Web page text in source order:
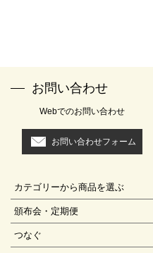
会員登録の申し込みを当社が受
や、本人以外の第三者の会員
会員登録を承認しない場合があ
また一度承認した会員であって
個人利用以外に転用、商用する
当サイトを利用する会員は当
もコピー、又は他へ転用するこ
掲載内容について
当社が提供する当サイトの掲
お問い合わせ
Webでのお問い合わせ
お問い合わせフォーム
カテゴリーから商品を選ぶ
頒布会・定期便
つなぐ